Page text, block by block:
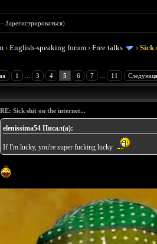
Зарегистрироваться)
›English-speaking forum ›Free talks ›Sick
1 3 4 5 6 7 11
RE: Sick shit on the internet...
elenissima54 Писал(а):
If I'm lucky, you're super fucking lucky